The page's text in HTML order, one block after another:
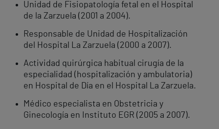
Unidad de Fisiopatología fetal en el Hospital
de la Zarzuela (2001 a 2004).
Responsable de Unidad de Hospitalización
del Hospital La Zarzuela (2000 a 2007).
Actividad quirúrgica habitual cirugía de la
especialidad (hospitalización y ambulatoria)
en Hospital de Día en el Hospital La Zarzuela.
Médico especialista en Obstetricia y
Ginecología en Instituto EGR (2005 a 2007).